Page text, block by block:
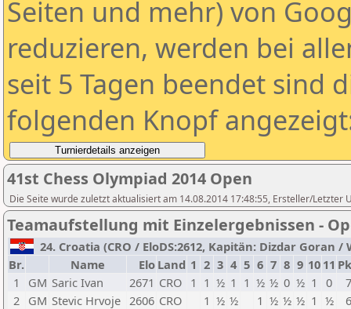
Seiten und mehr) von
reduzieren, werden bei
seit 5 Tagen beendet sind
folgenden Knopf
41st Chess Olympiad 2014 Open
Die Seite wurde zuletzt aktualisiert am 14.08.2014 17:48:55, Ersteller/Letzter
Teamaufstellung mit Einzelergebnissen -
24. Croatia (CRO / EloDS:2612, Kapitän: Dizdar Goran /
Br.
Name Elo Land 1 2 3 4 5 6 7 8 9 10 11
1
GM Saric Ivan 2671 CRO 1 1 ½ 1 1 ½ ½ 0 ½ 1 0
2 GM Stevic Hrvoje 2606 CRO 1 ½ ½ 1 ½ ½ ½ 1 ½